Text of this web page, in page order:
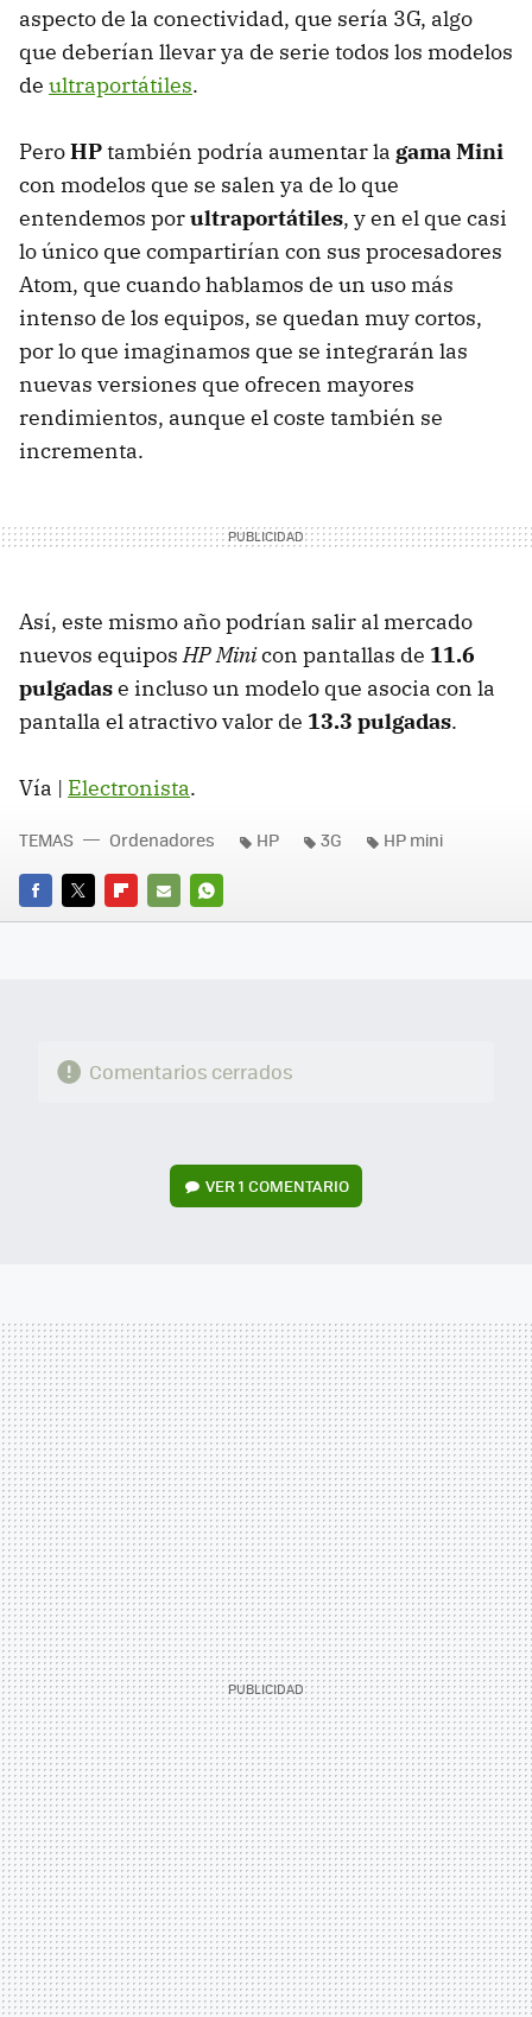
aspecto de la conectividad, que sería 3G, algo
que deberían llevar ya de serie todos los modelos
de ultraportátiles.
PeroHPtambién podría aumentar la gama Mini
con modelos que se salen ya de lo que
entendemos porultraportátiles, y en el que casi
lo único que compartirían con sus procesadores
Atom, que cuando hablamos de un uso más
intenso de los equipos, se quedan muy cortos,
por lo que imaginamos que se integrarán las
nuevas versiones que ofrecen mayores
rendimientos, aunque el coste también se
incrementa.
Así, este mismo año podrían salir al mercado
nuevos equiposHP Minicon pantallas de 11.6
pulgadase incluso un modelo que asocia con la
pantalla el atractivo valor de 13.3 pulgadas.
Vía | Electronista.
FACEBOOK
TWITTERFLIPBOARD
E-
WHATSAPP
TEMAS Ordenadores HP 3G HP mini
Comentarios cerrados
VER1 COMENTARIO